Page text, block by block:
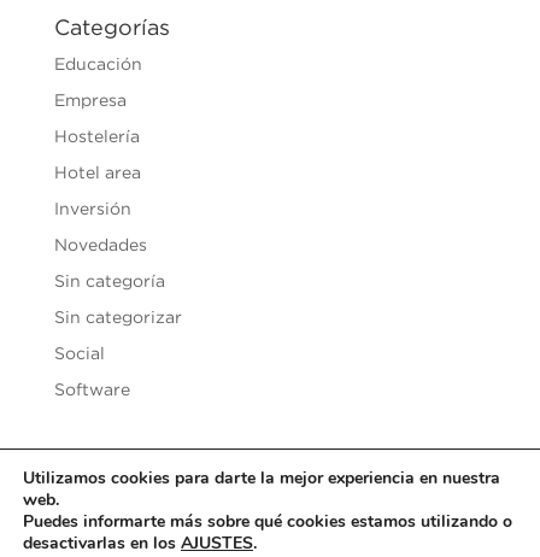
Categorías
Educación
Empresa
Hostelería
Hotel area
Inversión
Novedades
Sin categoría
Sin categorizar
Social
Software
Copyright © 2020Vesilen Investments
| Todos los derechos
reservados | Aviso Legal y Condiciones de uso
Utilizamos cookies para darte la mejor experiencia en nuestra
web.
Puedes informarte más sobre qué cookies estamos utilizando o
desactivarlas en los AJUSTES.